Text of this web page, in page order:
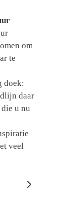
om
te
doek:
daar
u nu
veel